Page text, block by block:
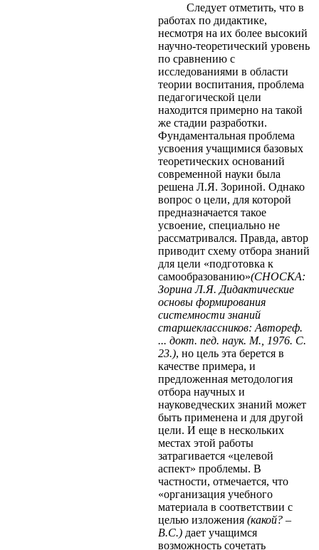
Следует отметить, что в
работах по дидактике,
несмотря на их более высокий
научно-теоретический уровень
по сравнению с
исследованиями в области
теории воспитания, проблема
педагогической цели
находится примерно на такой
же стадии разработки.
Фундаментальная проблема
усвоения учащимися базовых
теоретических оснований
современной науки была
решена Л.Я. Зориной. Однако
вопрос о цели, для которой
предназначается такое
усвоение, специально не
рассматривался. Правда, автор
приводит схему отбора знаний
для цели «подготовка к
самообразованию»(СНОСКА:
Зорина Л.Я. Дидактические
основы формирования
системности знаний
старшеклассников: Автореф.
... докт. пед. наук. М., 1976. С.
23.), но цель эта берется в
качестве примера, и
предложенная методология
отбора научных и
науковедческих знаний может
быть применена и для другой
цели. И еще в нескольких
местах этой работы
затрагивается «целевой
аспект» проблемы. В
частности, отмечается, что
«организация учебного
материала в соответствии с
целью изложения (какой? –
B.C.)дает учащимся
возможность сочетать